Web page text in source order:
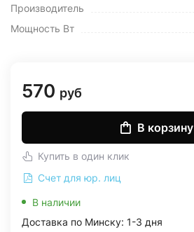
Производитель
Мощность Вт
570 руб
В корзину
Купить в один клик
Счет для юр. лиц
В наличии
Доставка по Минску: 1-3 дня